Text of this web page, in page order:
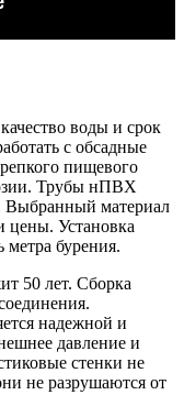
воды и срок
с обсадные
пищевого
Трубы нПВХ
Выбранный материал
цены. Установка
метра бурения.
50 лет. Сборка
надежной и
давление и
стенки не
не разрушаются от